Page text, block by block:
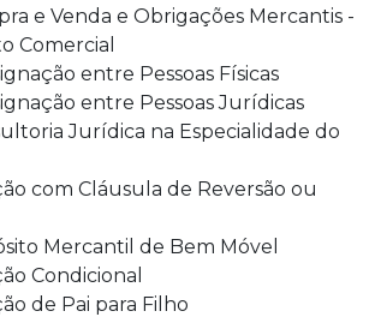
e Venda e Obrigações Mercantis -
Comercial
entre Pessoas Físicas
entre Pessoas Jurídicas
Jurídica na Especialidade do
com Cláusula de Reversão ou
Mercantil de Bem Móvel
Condicional
de Pai para Filho